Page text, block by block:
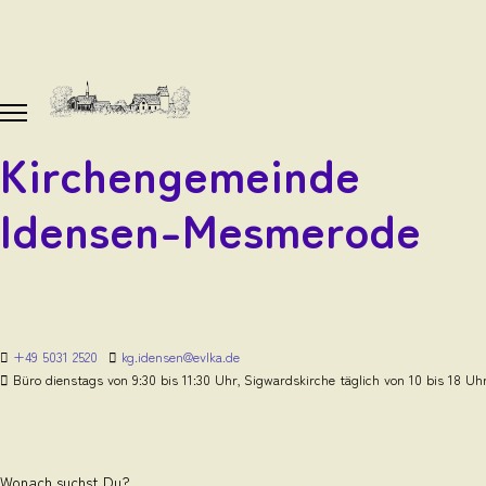
Kirchengemeinde
Idensen-Mesmerode
+49 5031 2520
kg.idensen@evlka.de
Büro dienstags von 9:30 bis 11:30 Uhr, Sigwardskirche täglich von 10 bis 18
Wonach suchst Du?